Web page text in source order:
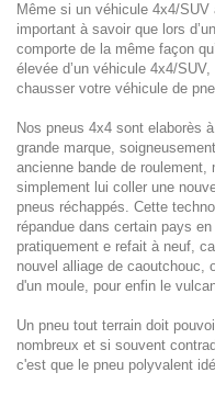
Même si un véhicule 4x4/
important à savoir que lors
comporte de la même façon
élevée d’un véhicule 4x4/
chausser votre véhicule de
Nos pneus 4x4 sont elaborès
grande marque,
ancienne bande de
simplement lui coller une
pneus réchappés. Cette
répandue dans certain pays
pratiquement e refait à neuf,
nouvel alliage de caoutchouc,
d'un moule, pour enfin le
Un pneu tout terrain doit
nombreux et si souvent
c'est que le pneu polyvalent